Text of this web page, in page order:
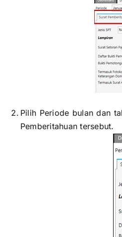
Pilih Periode bulan dan
Pemberitahuan tersebut.